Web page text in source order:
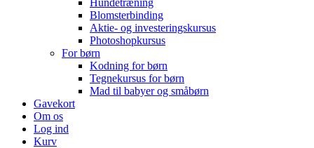
Hundetræning
Blomsterbinding
Aktie- og investeringskursus
Photoshopkursus
For børn
Kodning for børn
Tegnekursus for børn
Mad til babyer og småbørn
Gavekort
Om os
Log ind
Kurv